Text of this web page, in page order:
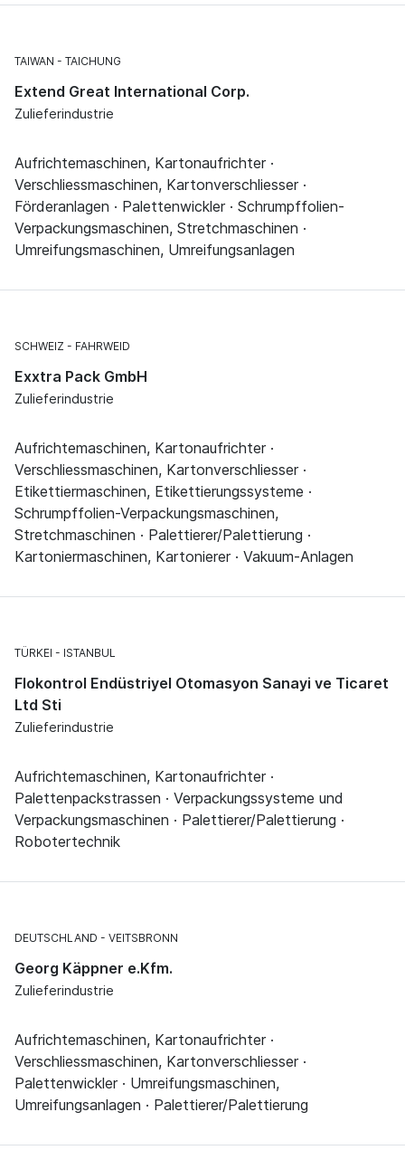
TAIWAN TAICHUNG
Extend Great International Corp.
Zulieferindustrie
Aufrichtemaschinen, Kartonaufrichter ·
Verschliessmaschinen, Kartonverschliesser ·
Förderanlagen · Palettenwickler · Schrumpffolien-
Verpackungsmaschinen, Stretchmaschinen ·
Umreifungsmaschinen, Umreifungsanlagen
SCHWEIZ FAHRWEID
Exxtra Pack GmbH
Zulieferindustrie
Aufrichtemaschinen, Kartonaufrichter ·
Verschliessmaschinen, Kartonverschliesser ·
Etikettiermaschinen, Etikettierungssysteme ·
Schrumpffolien-Verpackungsmaschinen,
Stretchmaschinen · Palettierer/Palettierung ·
Kartoniermaschinen, Kartonierer · Vakuum-Anlagen
TÜRKEI ISTANBUL
Flokontrol Endüstriyel Otomasyon Sanayi ve Ticaret
Ltd Sti
Zulieferindustrie
Aufrichtemaschinen, Kartonaufrichter ·
Palettenpackstrassen · Verpackungssysteme und
Verpackungsmaschinen · Palettierer/Palettierung ·
Robotertechnik
DEUTSCHLAND VEITSBRONN
Georg Käppner e.Kfm.
Zulieferindustrie
Aufrichtemaschinen, Kartonaufrichter ·
Verschliessmaschinen, Kartonverschliesser ·
Palettenwickler · Umreifungsmaschinen,
Umreifungsanlagen · Palettierer/Palettierung